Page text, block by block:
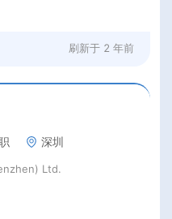
刷新于 2 年前
深圳
Ltd.